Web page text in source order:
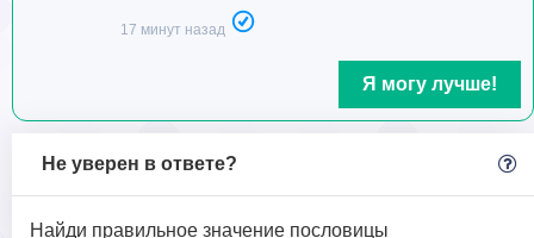
17 минут назад
Я могу лучше!
Не уверен в ответе?
Найди правильное значение пословицы